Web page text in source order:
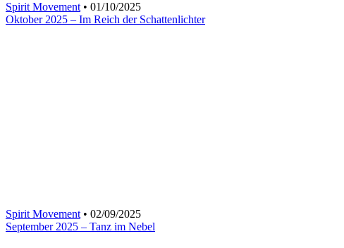
Spirit Movement• 01/10/2025
Oktober 2025 – Im Reich der Schattenlichter
Spirit Movement• 02/09/2025
September 2025 – Tanz im Nebel